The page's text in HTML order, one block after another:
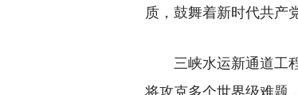
质，鼓舞着新时代共产
三峡水运新通道工程
将攻克多个世界级难题